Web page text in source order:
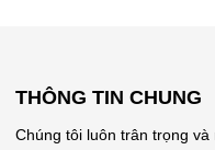
loại follow led
THÔNG TIN CHUNG
Chúng tôi luôn trân trọng